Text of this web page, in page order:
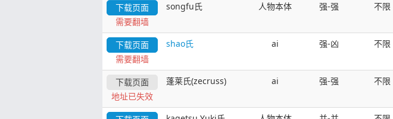
下载页面
需要翻墙
songfu氏 人物本体 强-强 不限
下载页面
需要翻墙
shao氏 ai 强-凶 不限
下载页面
地址已失效
蓬莱氏(zecruss) ai 强-强 不限